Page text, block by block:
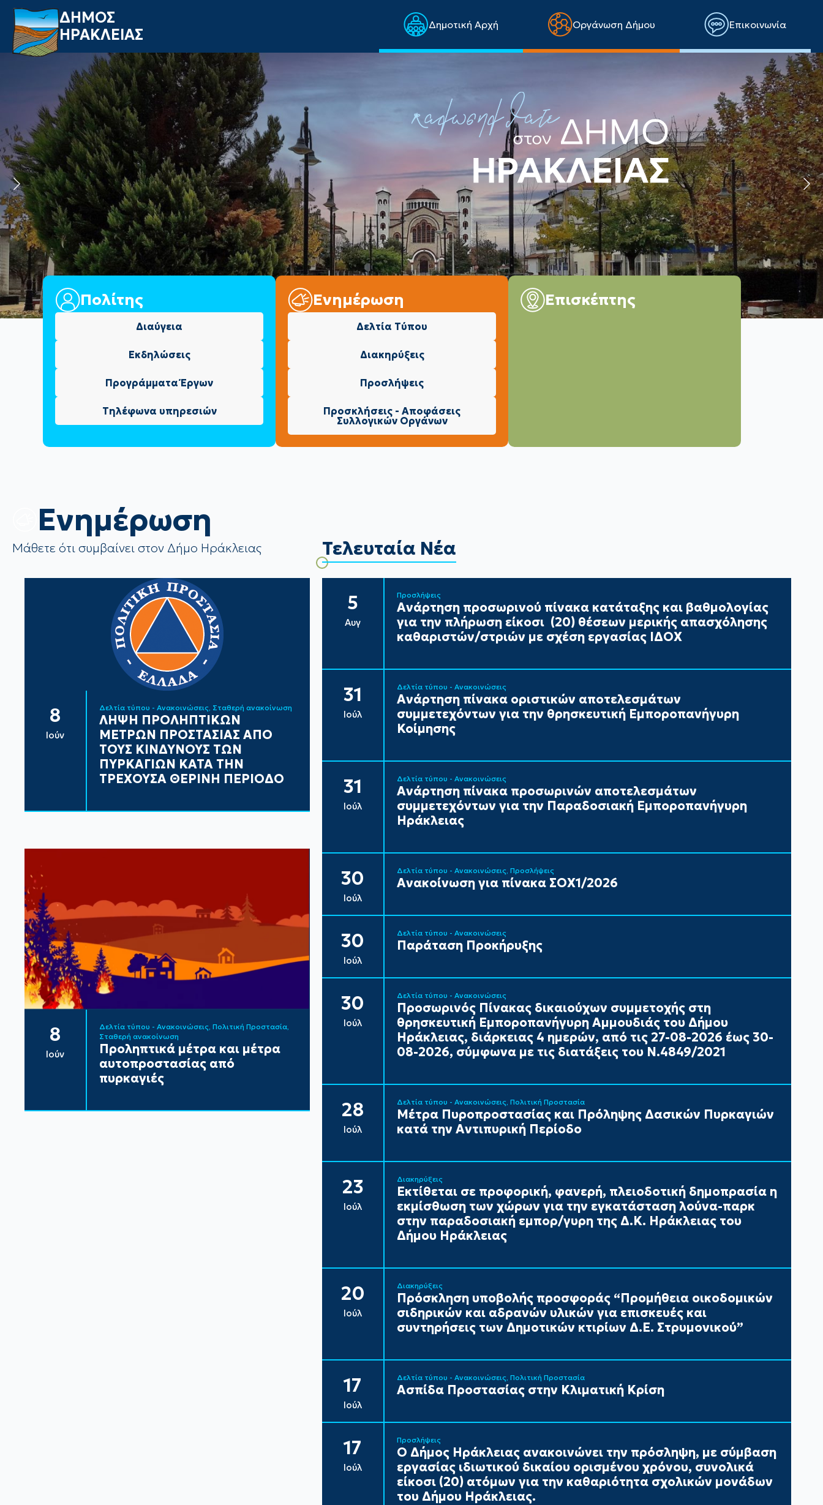
ΔΗΜΟΣ
ΗΡΑΚΛΕΙΑΣ
Δημοτική Αρχή Οργάνωση Δήμου Επικοινωνία
Πολίτης
Διαύγεια
Εκδηλώσεις
Προγράμματα Έργων
Τηλέφωνα υπηρεσιών
Ενημέρωση
Δελτία Τύπου
Διακηρύξεις
Προσλήψεις
Προσκλήσεις - Αποφάσεις
Συλλογικών Οργάνων
Επισκέπτης
Eνημέρωση
Μάθετε ότι συμβαίνει στον Δήμο Ηράκλειας
8
Ιούν
Δελτία τύπου - Ανακοινώσεις Σταθερή ανακοίνωση
ΛΗΨΗ ΠΡΟΛΗΠΤΙΚΩΝ
ΜΕΤΡΩΝ ΠΡΟΣΤΑΣΙΑΣ ΑΠΟ
ΤΟΥΣ ΚΙΝΔΥΝΟΥΣ ΤΩΝ
ΠΥΡΚΑΓΙΩΝ ΚΑΤΑ ΤΗΝ
ΤΡΕΧΟΥΣΑ ΘΕΡΙΝΗ ΠΕΡΙΟΔΟ
8
Ιούν
Δελτία τύπου - Ανακοινώσεις Πολιτική Προστασία
Σταθερή ανακοίνωση
Προληπτικά μέτρα και μέτρα
αυτοπροστασίας από
πυρκαγιές
Τελευταία Νέα
5
Αυγ
Προσλήψεις
Ανάρτηση προσωρινού πίνακα κατάταξης και βαθμολογίας
για την πλήρωση είκοσι (20) θέσεων μερικής απασχόλησης
καθαριστών/στριών με σχέση εργασίας ΙΔΟΧ
31
Ιούλ
Δελτία τύπου - Ανακοινώσεις
Ανάρτηση πίνακα οριστικών αποτελεσμάτων
συμμετεχόντων για την θρησκευτική Εμποροπανήγυρη
Κοίμησης
31
Ιούλ
Δελτία τύπου - Ανακοινώσεις
Ανάρτηση πίνακα προσωρινών αποτελεσμάτων
συμμετεχόντων για την Παραδοσιακή Εμποροπανήγυρη
Ηράκλειας
30
Ιούλ
Δελτία τύπου - Ανακοινώσεις Προσλήψεις
Ανακοίνωση για πίνακα ΣΟΧ1/2026
30
Ιούλ
Δελτία τύπου - Ανακοινώσεις
Παράταση Προκήρυξης
30
Ιούλ
Δελτία τύπου - Ανακοινώσεις
Προσωρινός Πίνακας δικαιούχων συμμετοχής στη
θρησκευτική Εμποροπανήγυρη Αμμουδιάς του Δήμου
Ηράκλειας, διάρκειας 4 ημερών, από τις 27-08-2026 έως 30-
08-2026, σύμφωνα με τις διατάξεις του Ν.4849/2021
28
Ιούλ
Δελτία τύπου - Ανακοινώσεις Πολιτική Προστασία
Μέτρα Πυροπροστασίας και Πρόληψης Δασικών Πυρκαγιών
κατά την Αντιπυρική Περίοδο
23
Ιούλ
Διακηρύξεις
Εκτίθεται σε προφορική, φανερή, πλειοδοτική δημοπρασία η
εκμίσθωση των χώρων για την εγκατάσταση λούνα-παρκ
στην παραδοσιακή εμπορ/γυρη της Δ.Κ. Ηράκλειας του
Δήμου Ηράκλειας
20
Ιούλ
Διακηρύξεις
Πρόσκληση υποβολής προσφοράς “Προμήθεια οικοδομικών
σιδηρικών και αδρανών υλικών για επισκευές και
συντηρήσεις των Δημοτικών κτιρίων Δ.Ε. Στρυμονικού”
17
Ιούλ
Δελτία τύπου - Ανακοινώσεις Πολιτική Προστασία
Ασπίδα Προστασίας στην Κλιματική Κρίση
17
Ιούλ
Προσλήψεις
Ο Δήμος Ηράκλειας ανακοινώνει την πρόσληψη, με σύμβαση
εργασίας ιδιωτικού δικαίου ορισμένου χρόνου, συνολικά
είκοσι (20) ατόμων για την καθαριότητα σχολικών μονάδων
του Δήμου Ηράκλειας.